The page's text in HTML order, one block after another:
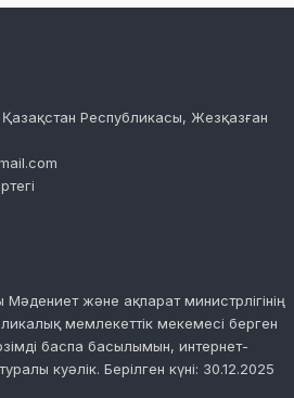
Республикасы, Жезқазған
және ақпарат министрлігінің
мемлекеттік мекемесі берген
баспа басылымын, интернет-
куәлік. Берілген күні: 30.12.2025